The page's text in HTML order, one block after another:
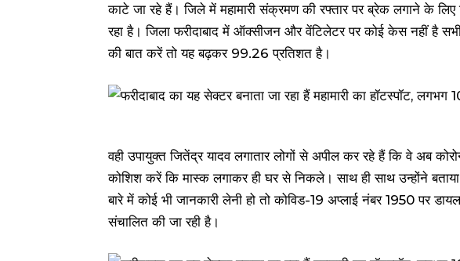
काटे जा रहे हैं। जिले में महामारी संक्रमण की रफ्तार पर ब्रेक लगाने के
रहा है। जिला फरीदाबाद में ऑक्सीजन और वेंटिलेटर पर कोई केस नहीं है
की बात करें तो यह बढ़कर 99.26 प्रतिशत है।
वही उपायुक्त जितेंद्र यादव लगातार लोगों से अपील कर रहे हैं कि वे अब
कोशिश करें कि मास्क लगाकर ही घर से निकले। साथ ही साथ उन्होंने बताया
बारे में कोई भी जानकारी लेनी हो तो कोविड-19 अप्लाई नंबर 1950 पर
संचालित की जा रही है।